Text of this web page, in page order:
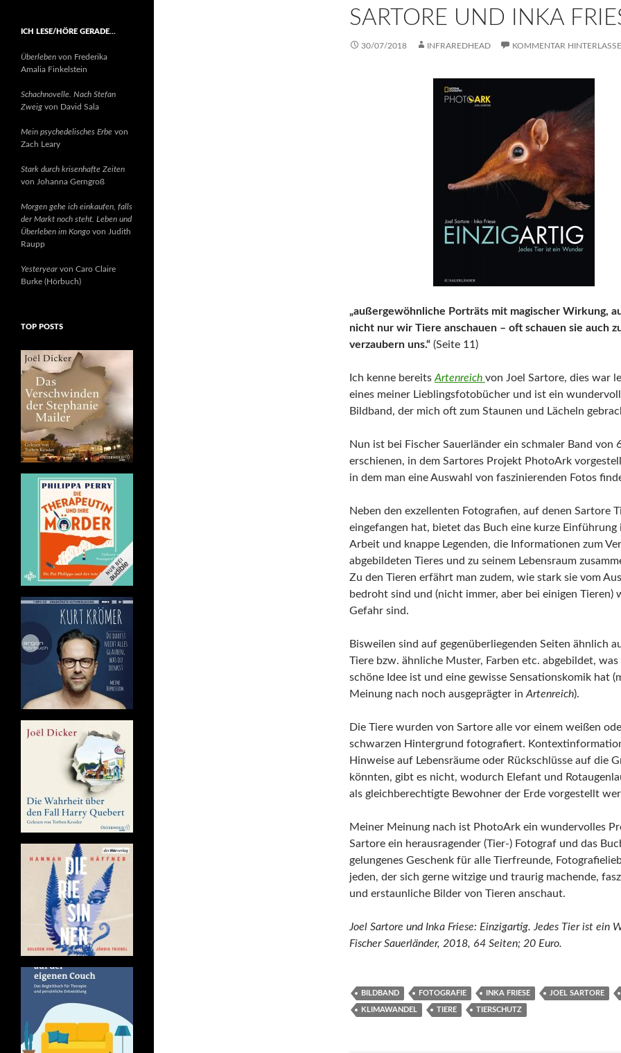
SARTORE UND INKA
30/07/2018 INFRAREDHEAD KOMMENTAR
„außergewöhnliche Porträts mit magischer Wirkung,
nicht nur wir Tiere anschauen – oft schauen sie auch
verzaubern uns.“ (Seite 11)
Ich kenne bereits Artenreich von Joel Sartore, dies war
eines meiner Lieblingsfotobücher und ist ein
Bildband, der mich oft zum Staunen und Lächeln
Nun ist bei Fischer Sauerländer ein schmaler Band von
erschienen, in dem Sartores Projekt PhotoArk
in dem man eine Auswahl von faszinierenden Fotos
Neben den exzellenten Fotografien, auf denen Sartore
eingefangen hat, bietet das Buch eine kurze Einführung
Arbeit und knappe Legenden, die Informationen zum
abgebildeten Tieres und zu seinem Lebensraum
Zu den Tieren erfährt man zudem, wie stark sie vom
bedroht sind und (nicht immer, aber bei einigen Tieren)
Gefahr sind.
Bisweilen sind auf gegenüberliegenden Seiten ähnlich
Tiere bzw. ähnliche Muster, Farben etc. abgebildet, was
schöne Idee ist und eine gewisse Sensationskomik hat
Meinung nach noch ausgeprägter in Artenreich).
Die Tiere wurden von Sartore alle vor einem weißen
schwarzen Hintergrund fotografiert.
Hinweise auf Lebensräume oder Rückschlüsse auf die
könnten, gibt es nicht, wodurch Elefant und
als gleichberechtigte Bewohner der Erde vorgestellt
Meiner Meinung nach ist PhotoArk ein wundervolles
Sartore ein herausragender (Tier-) Fotograf und das
gelungenes Geschenk für alle Tierfreunde,
jeden, der sich gerne witzige und traurig machende,
und erstaunliche Bilder von Tieren anschaut.
Joel Sartore und Inka Friese: Einzigartig. Jedes Tier ist ein
Fischer Sauerländer, 2018, 64 Seiten; 20 Euro.
BILDBAND FOTOGRAFIE INKA FRIESE JOEL SARTORE
KLIMAWANDEL TIERE TIERSCHUTZ
ICH LESE/HÖRE GERADE…
Überleben von Frederika
Amalia Finkelstein
Schachnovelle. Nach Stefan
Zweig von David Sala
Mein psychedelisches Erbe von
Zach Leary
Stark durch krisenhafte Zeiten
von Johanna Gerngroß
Morgen gehe ich einkaufen, falls
der Markt noch steht. Leben und
Überleben im Kongo von Judith
Raupp
Yesteryearvon Caro Claire
Burke (Hörbuch)
TOP POSTS